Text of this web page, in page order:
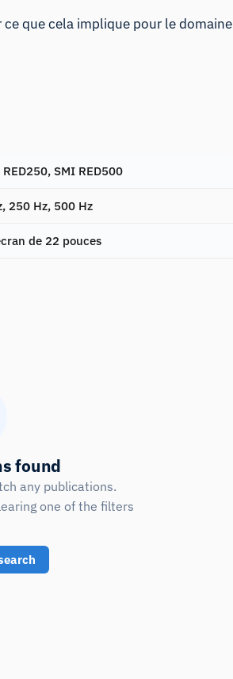
que cela implique pour le domaine
RED250, SMI RED500
250 Hz, 500 Hz
de 22 pouces
found
any publications.
one of the filters